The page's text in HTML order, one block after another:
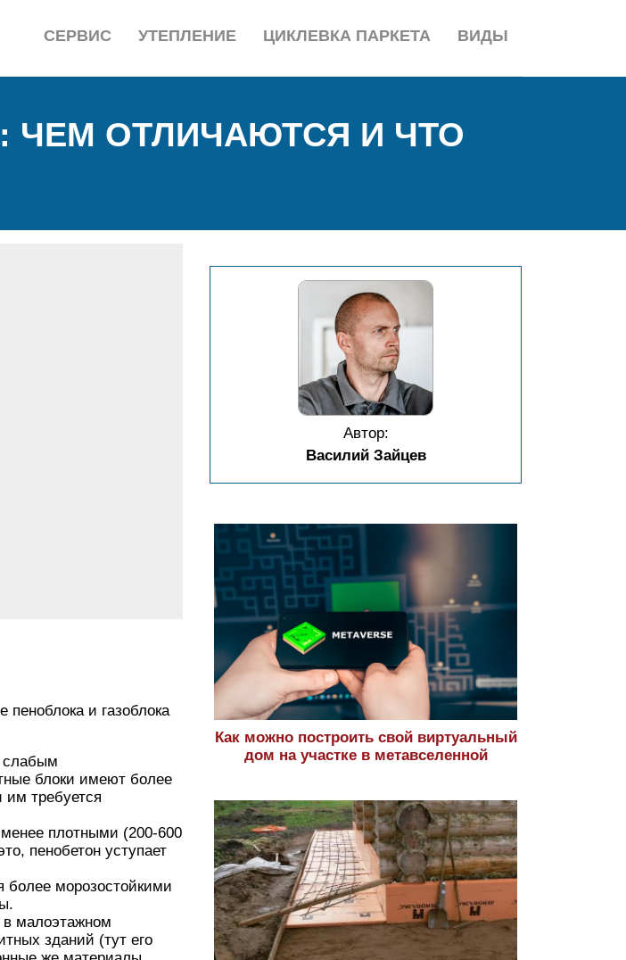
ВИДЫ
ЦИКЛЕВКА ПАРКЕТА
УТЕПЛЕНИЕ
СЕРВИС
ЧЕМ ОТЛИЧАЮТСЯ И ЧТО
и газоблока
слабым
блоки имеют более
требуется
плотными (200-600
пенобетон уступает
более морозостойкими
в малоэтажном
зданий (тут его
Автор:
Василий Зайцев
Как можно построить свой виртуальный
дом на участке в метавселенной